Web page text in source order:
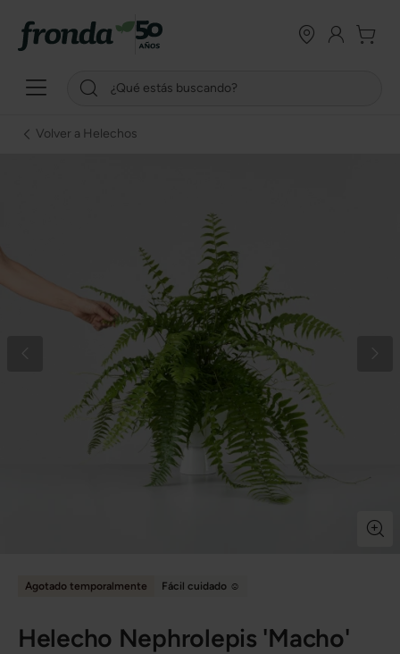
Volver a Helechos
Agotado temporalmente Fácil cuidado ☺️
Helecho Nephrolepis 'Macho'